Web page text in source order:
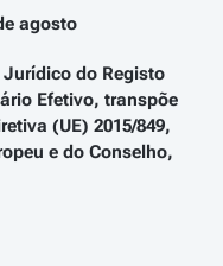
agosto
do Registo
Efetivo, transpõe
(UE) 2015/849,
e do Conselho,